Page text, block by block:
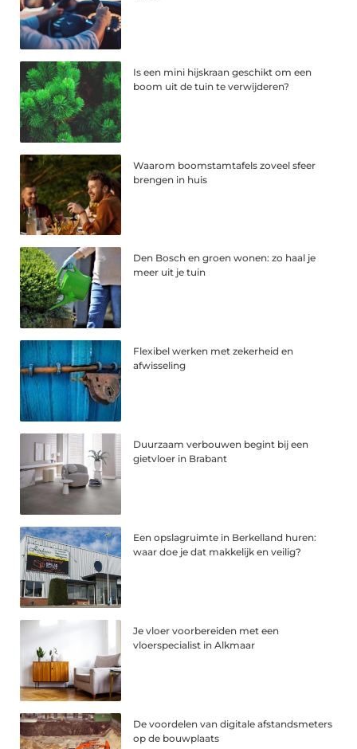
Is een mini hijskraan geschikt om een
boom uit de tuin te verwijderen?
Waarom boomstamtafels zoveel sfeer
brengen in huis
Den Bosch en groen wonen: zo haal je
meer uit je tuin
Flexibel werken met zekerheid en
afwisseling
Duurzaam verbouwen begint bij een
gietvloer in Brabant
Een opslagruimte in Berkelland huren:
waar doe je dat makkelijk en veilig?
Je vloer voorbereiden met een
vloerspecialist in Alkmaar
De voordelen van digitale afstandsmeters
op de bouwplaats